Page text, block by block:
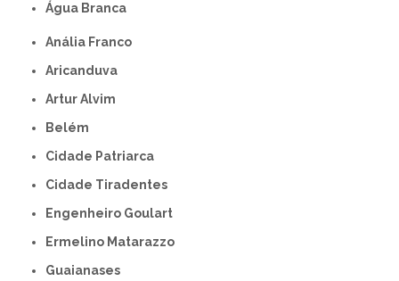
Água Branca
Anália Franco
Aricanduva
Artur Alvim
Belém
Cidade Patriarca
Cidade Tiradentes
Engenheiro Goulart
Ermelino Matarazzo
Guaianases